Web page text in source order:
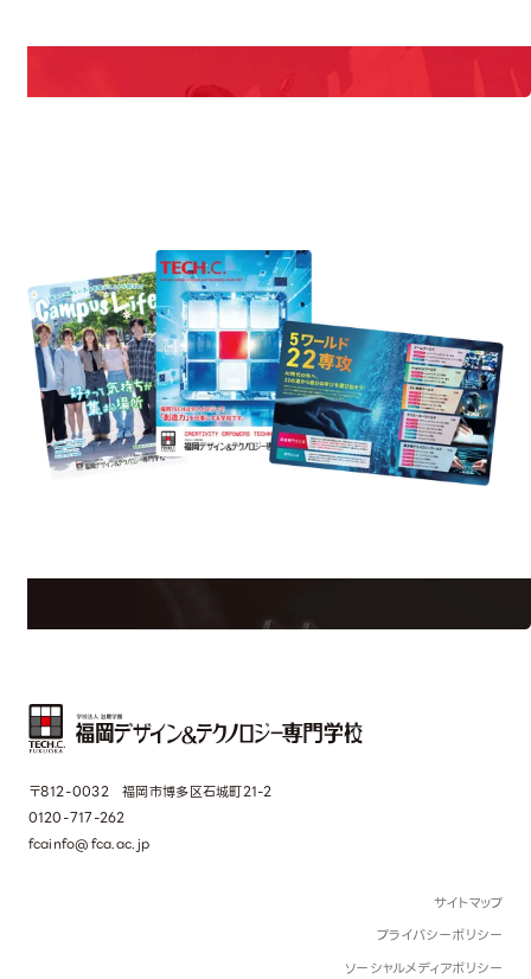
Information
〒812-0032 福岡市博多区石城町21-2
0120-717-262
fcainfo@fca.ac.jp
サイトマップ
プライバシーポリシー
ソーシャルメディアポリシー